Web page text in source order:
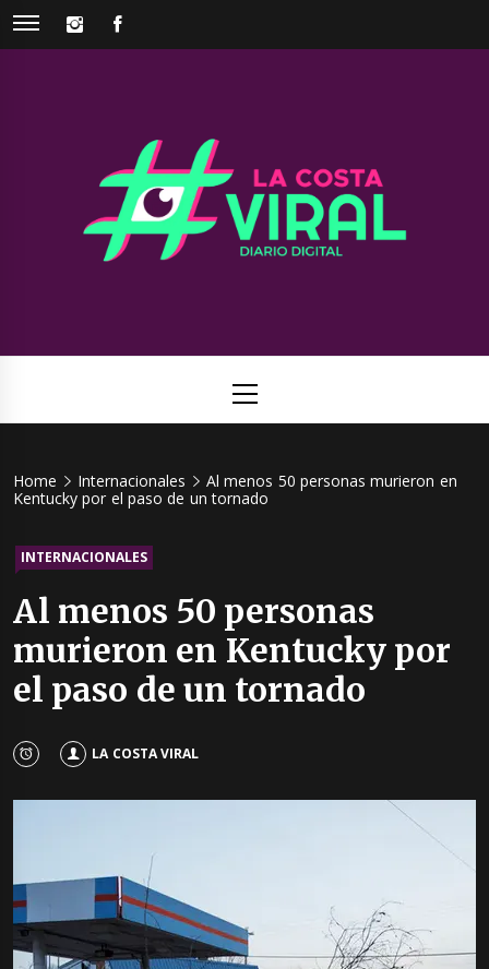
Skip
INSTAGRAM
Viral
Menu
Home Internacionales
Al menos 50 personas murieron en
Kentucky por el paso de un tornado
INTERNACIONALES
Al menos 50 personas
murieron en Kentucky por
el paso de un tornado
LA COSTA VIRAL